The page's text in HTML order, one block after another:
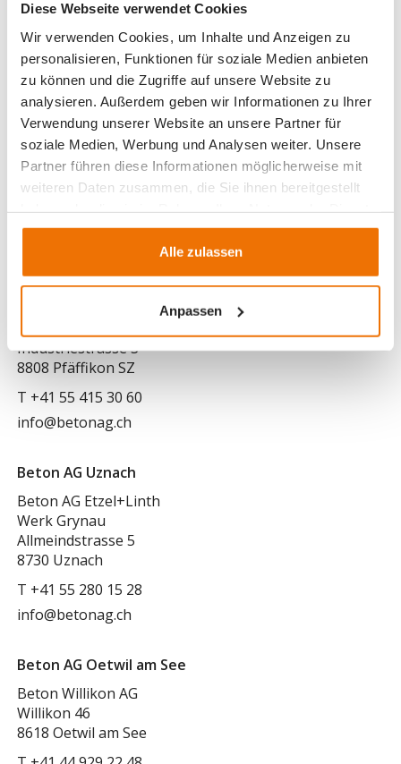
Diese Webseite verwendet Cookies
Wir verwenden Cookies, um Inhalte und Anzeigen zu
personalisieren, Funktionen für soziale Medien anbieten
zu können und die Zugriffe auf unsere Website zu
analysieren. Außerdem geben wir Informationen zu Ihrer
Verwendung unserer Website an unsere Partner für
soziale Medien, Werbung und Analysen weiter. Unsere
Partner führen diese Informationen möglicherweise mit
weiteren Daten zusammen, die Sie ihnen bereitgestellt
gesammelt haben.
Alle zulassen
Anpassen
Beton gespeichert werden kann.
Das Themenheft kann als E-Paper unter folgendem
Link gelesen werden.
Industriestrasse 3
8808 Pfäffikon SZ
T +41 55 415 30 60
info@betonag.ch
Beton AG Uznach
Beton AG Etzel+Linth
Werk Grynau
Allmeindstrasse 5
8730 Uznach
T +41 55 280 15 28
info@betonag.ch
Beton AG Oetwil am See
Beton Willikon AG
Willikon 46
8618 Oetwil am See